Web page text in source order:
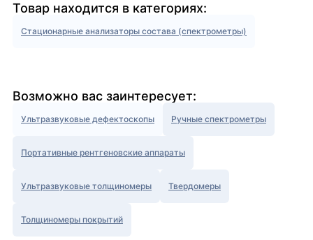
Товар находится в категориях:
Стационарные анализаторы состава (спектрометры)
Возможно вас заинтересует:
Ультразвуковые дефектоскопы Ручные спектрометры
Портативные рентгеновские аппараты
Ультразвуковые толщиномеры Твердомеры
Толщиномеры покрытий